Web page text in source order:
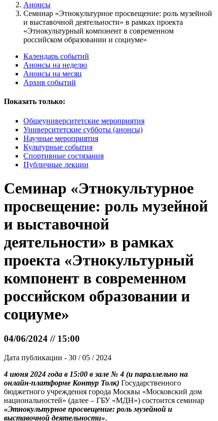
Анонсы
Семинар «Этнокультурное просвещение: роль музейной
и выставочной деятельности» в рамках проекта
«Этнокультурный компонент в современном
российском образовании и социуме»
Календарь событий
Анонсы на неделю
Анонсы на месяц
Архив событий
Показать только:
Общеуниверситетские мероприятия
Университетские субботы (анонсы)
Научные мероприятия
Культурные события
Спортивные состязания
Публичные лекции
Семинар «Этнокультурное
просвещение: роль музейной
и выставочной
деятельности» в рамках
проекта «Этнокультурный
компонент в современном
российском образовании и
социуме»
04/06/2024 // 15:00
Дата публикации - 30 / 05 / 2024
4 июня 2024 года в 15:00 в зале № 4 (и параллельно на
онлайн-платформе Контур Толк) Государственного
бюджетного учреждения города Москвы «Московский дом
национальностей» (далее – ГБУ «МДН») состоится семинар
«Этнокультурное просвещение: роль музейной и
выставочной деятельности».